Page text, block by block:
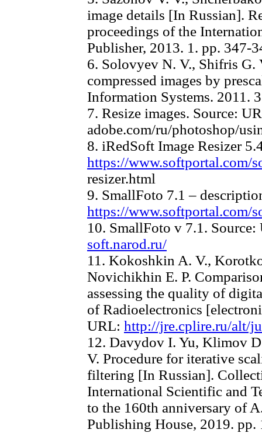
image details [In Russian].
proceedings of the
Publisher, 2013. 1. рр. 347-
6. Solovyev N. V., Shifris
compressed images by
Information Systems. 2011.
7. Resize images. Source:
adobe.com/ru/photoshop/
8. iRedSoft Image Resizer
https://www.softportal.com/
resizer.html
9. SmallFoto 7.1 –
https://www.softportal.com/
10. SmallFoto v 7.1.
soft.narod.ru/
11. Kokoshkin A. V.,
Novichikhin E. P.
assessing the quality of
of Radioelectronics
URL: http://jre.cplire.ru/alt/
12. Davydov I. Yu, Klimov
V. Procedure for iterative
filtering [In Russian].
International Scientific and
to the 160th anniversary of
Publishing House, 2019. рр.